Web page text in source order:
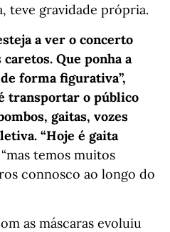
teve gravidade própria.
a ver o concerto
Que ponha a
forma figurativa”,
transportar o público
gaitas, vozes
“Hoje é gaita
temos muitos
connosco ao longo do
as máscaras evoluiu